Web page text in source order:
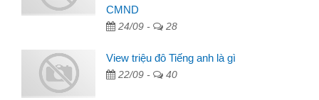
CMND
24/09 - 28
View triệu đô Tiếng anh là gì
22/09 - 40